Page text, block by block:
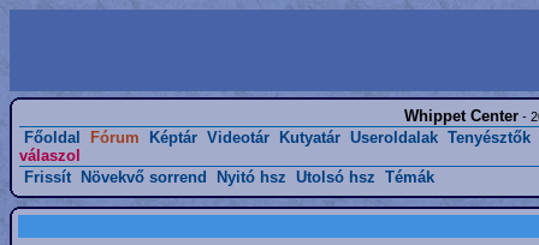
Whippet Center-
Főoldal Fórum Képtár Videotár Kutyatár Useroldalak Tenyésztők
válaszol
Frissít
Növekvő sorrend Nyitó hsz Utolsó hsz Témák